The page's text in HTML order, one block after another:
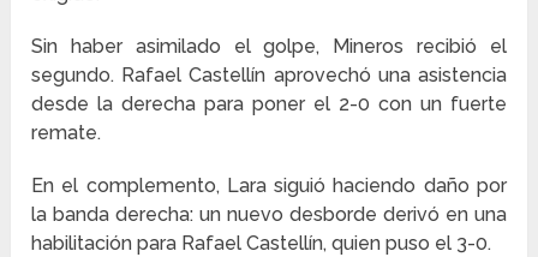
Sin haber asimilado el golpe, Mineros recibió el
segundo. Rafael Castellín aprovechó una asistencia
desde la derecha para poner el 2-0 con un fuerte
remate.
En el complemento, Lara siguió haciendo daño por
la banda derecha: un nuevo desborde derivó en una
habilitación para Rafael Castellín, quien puso el 3-0.